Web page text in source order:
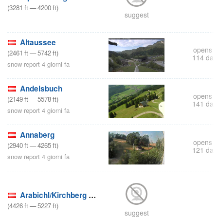
(3281 ft—4200ft)
suggest
Altaussee
(2461 ft—5742ft)
snow report 4 giorni fa
opens
114
Andelsbuch
(2149ft—5578ft)
snow report 4 giorni fa
opens
141
Annaberg
(2940ft—4265ft)
snow report 4 giorni fa
opens
121
Arabichl/Kirchberg am Wechse
(4426ft—5227ft)
suggest